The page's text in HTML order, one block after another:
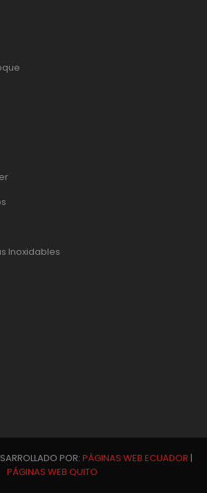
Inoxidables
POR: PÁGINAS WEB ECUADOR |
PÁGINAS WEB QUITO